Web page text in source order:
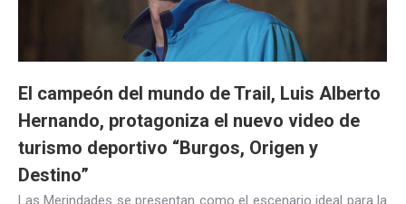
El campeón del mundo de Trail, Luis Alberto
Hernando, protagoniza el nuevo video de
turismo deportivo “Burgos, Origen y
Destino”
Las Merindades se presentan como el escenario ideal para la